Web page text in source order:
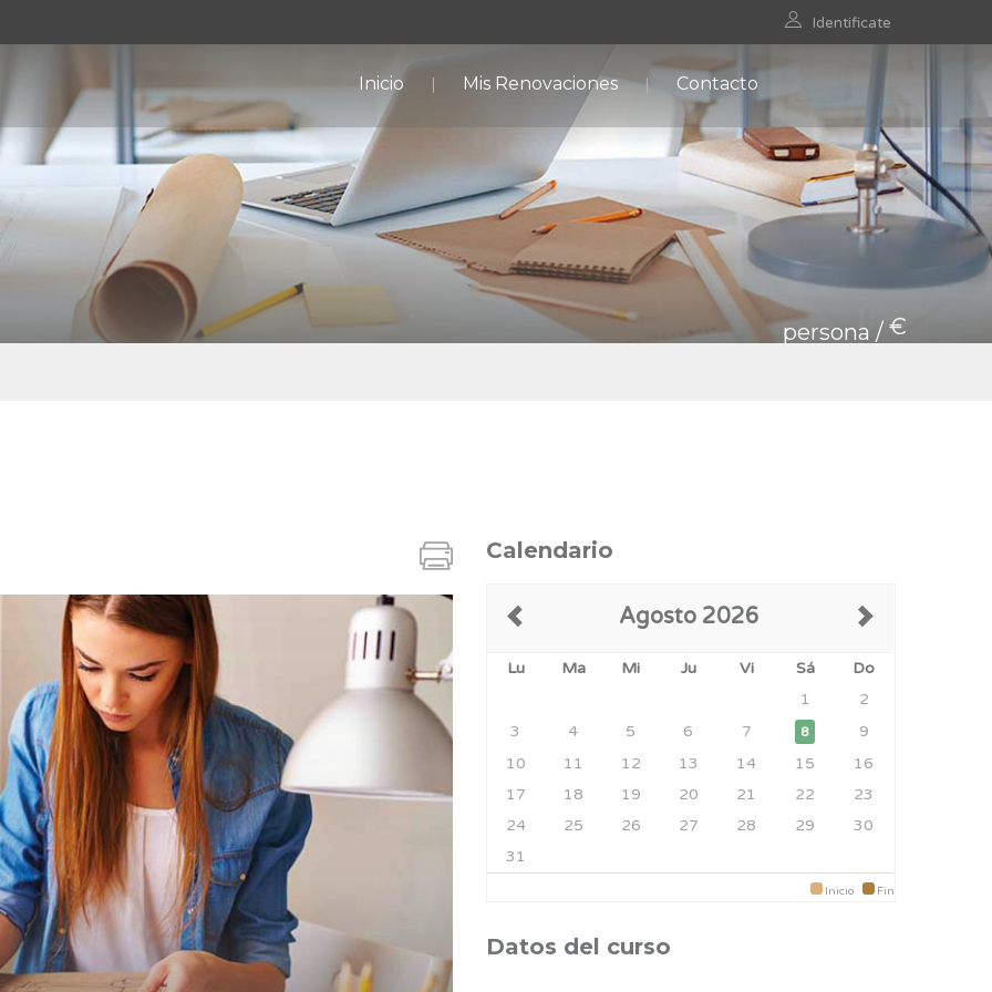
Identificate
Inicio Mis Renovaciones Contacto
persona / €
Calendario
Agosto 2026
Lu Ma Mi Ju Vi Sá
Do
1
2
3
4 5 6 7 8
9
10
11 12 13 14 15
16
17
18 19 20 21 22
23
24
25 26 27 28 29
30
31
Inicio Fin
Datos del curso